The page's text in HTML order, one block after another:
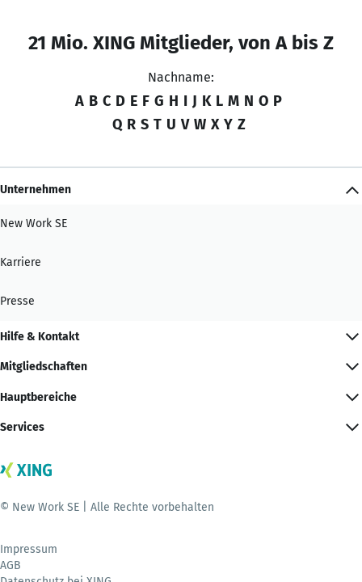
21 Mio. XING Mitglieder, von A bis Z
Nachname:
A B C D E F G H I J K L M N O P
Q R S T U V W X Y Z
Unternehmen
New Work SE
Karriere
Presse
Hilfe & Kontakt
Mitgliedschaften
Hauptbereiche
Services
© New Work SE | Alle Rechte vorbehalten
Impressum
AGB